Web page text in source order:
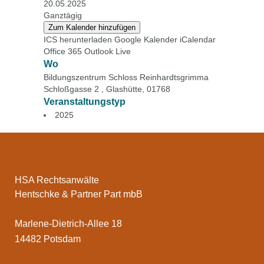
20.05.2025
Ganztägig
Zum Kalender hinzufügen
ICS herunterladen Google Kalender iCalendar
Office 365 Outlook Live
Wo
Bildungszentrum Schloss Reinhardtsgrimma
Schloßgasse 2 , Glashütte, 01768
Veranstaltungstyp
2025
HSA Rechtsanwälte
Hentschke & Partner Part mbB
Marlene-Dietrich-Allee 18
14482 Potsdam